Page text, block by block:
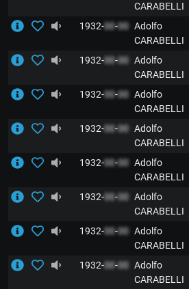
CARABELLI
1932-00-00 Adolfo
CARABELLI
1932-00-00 Adolfo
CARABELLI
1932-00-00 Adolfo
CARABELLI
1932-00-00 Adolfo
CARABELLI
1932-00-00 Adolfo
CARABELLI
1932-00-00 Adolfo
CARABELLI
1932-00-00 Adolfo
CARABELLI
1932-00-00 Adolfo
CARABELLI